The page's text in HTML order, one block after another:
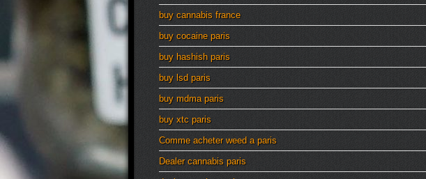
buy cannabis france
buy cocaine paris
buy hashish paris
buy lsd paris
buy mdma paris
buy xtc paris
Comme acheter weed a paris
Dealer cannabis paris